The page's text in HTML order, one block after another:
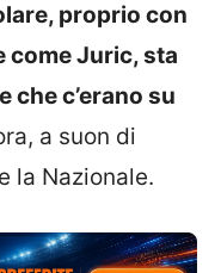
proprio con
come Juric, sta
c’erano su
a suon di
la Nazionale.